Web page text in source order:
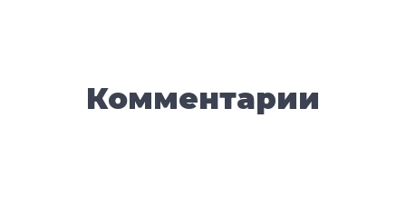
Комментарии